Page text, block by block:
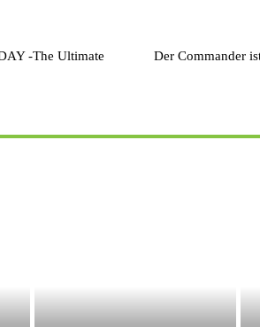
-The Ultimate
Der Commander